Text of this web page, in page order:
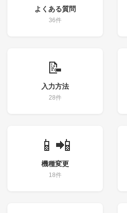
よくある質問
36件
📝
入力方法
28件
📱📲
機種変更
18件